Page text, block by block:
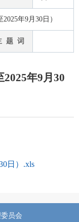
年9月30日）
题 词
年9月30
日）.xls
员会